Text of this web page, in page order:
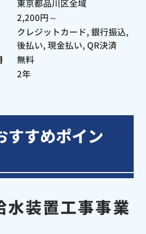
東京都品川区全域
2,200円～
クレジットカード, 銀行振込,
後払い, 現金払い, QR決済
無料
2年
すすめポイン
水装置工事事業